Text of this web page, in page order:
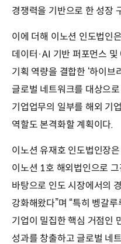
경쟁력을 기반으로 한 성장
이에 더해 이노션 인도법인
데이터·AI 기반 퍼포먼스
기획 역량을 결합한 ‘하이
글로벌 네트워크를 대상으
기업업무의 일부를 해외 기
역할도 본격화할 계획이다.
이노션 유재호 인도법인장
이노션 1호 해외법인으로
바탕으로 인도 시장에서의
강화해왔다”며 “특히 벵갈
기업이 밀집한 핵심 거점인
성과를 창출하고 글로벌 네